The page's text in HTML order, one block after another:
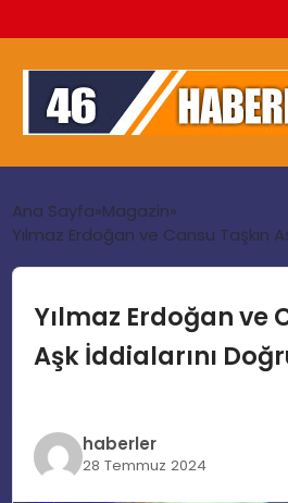
GÜNDEM
EKONOMI
TEKNOLOJI
Ana Sayfa Magazin
Yılmaz Erdoğan ve Cansu Taşkın
Yılmaz Erdoğan ve
Aşk İddialarını
haberler
28 Temmuz 2024